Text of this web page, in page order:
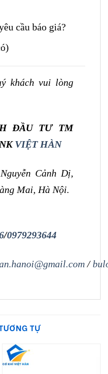
cầu báo giá?
khách vui lòng
ĐẦU TƯ TM
VIỆT HÀN
Cảnh Dị,
Mai, Hà Nội.
/0979293644
/
TỰ